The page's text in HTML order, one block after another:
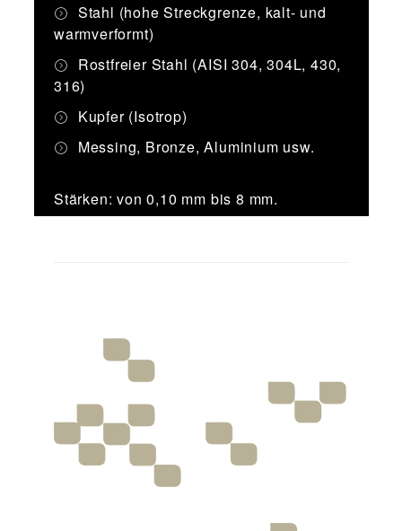
Stahl (hohe Streckgrenze, kalt- und
warmverformt)
Rostfreier Stahl (AISI 304, 304L, 430,
316)
Kupfer (Isotrop)
Messing, Bronze, Aluminium usw.
Stärken: von 0,10 mm bis 8 mm.